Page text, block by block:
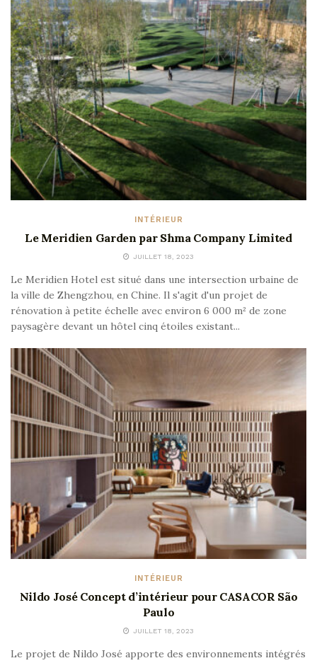
INTÉRIEUR
Le Meridien Garden par Shma Company Limited
JUILLET 18, 2023
Le Meridien Hotel est situé dans une intersection urbaine de
la ville de Zhengzhou, en Chine. Il s'agit d'un projet de
rénovation à petite échelle avec environ 6 000 m² de zone
paysagère devant un hôtel cinq étoiles existant...
INTÉRIEUR
Nildo José Concept d’intérieur pour CASACOR São
Paulo
JUILLET 18, 2023
Le projet de Nildo José apporte des environnements intégrés